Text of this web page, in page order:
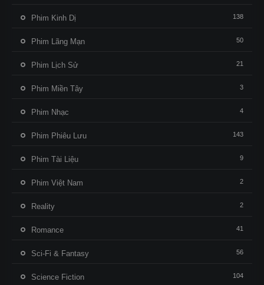
Phim Kinh Dị 138
Phim Lãng Mạn 50
Phim Lịch Sử 21
Phim Miền Tây 3
Phim Nhạc 4
Phim Phiêu Lưu 143
Phim Tài Liệu 9
Phim Việt Nam 2
Reality 2
Romance 41
Sci-Fi & Fantasy 56
Science Fiction 104